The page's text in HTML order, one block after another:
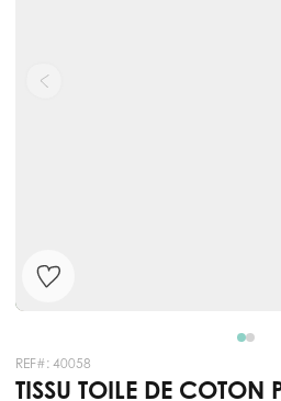
REF#: 40058
TISSU TOILE DE COTON